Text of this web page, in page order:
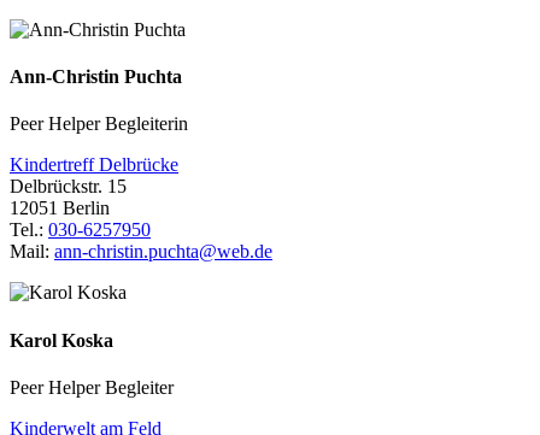
Ann-Christin Puchta
Peer Helper Begleiterin
Kindertreff Delbrücke
Delbrückstr. 15
12051 Berlin
Tel.: 030-6257950
Mail: ann-christin.puchta@web.de
Karol Koska
Peer Helper Begleiter
Kinderwelt am Feld